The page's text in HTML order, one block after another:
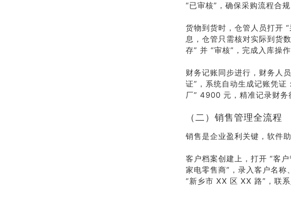
“已审核”，确保采购流程合规
货物到货时，仓管人员打开
息，仓管只需核对实际到货
存” 并 “审核”，完成入库操
财务记账同步进行，财务人
证”，系统自动生成记账凭
厂” 4900 元，精准记录财务
（二）销售管理全流程
销售是企业盈利关键，软件
客户档案创建上，打开 “客
家电零售商”，录入客户名称
“新乡市 XX 区 XX 路”，联